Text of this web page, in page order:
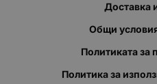
Доставка
Общи
Политиката за
Политика за